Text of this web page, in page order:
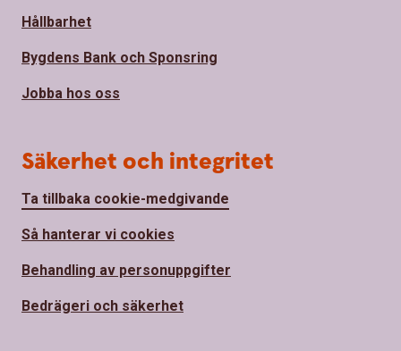
Hållbarhet
Bygdens Bank och Sponsring
Jobba hos oss
Säkerhet och integritet
Ta tillbaka cookie-medgivande
Så hanterar vi cookies
Behandling av personuppgifter
Bedrägeri och säkerhet